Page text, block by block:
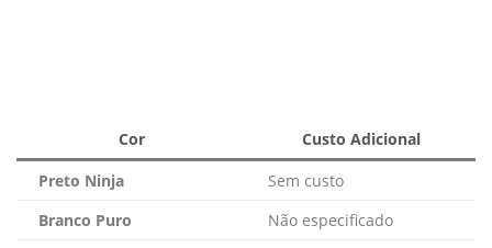
Cor
Custo Adicional
Preto Ninja
Sem custo
Branco Puro
Não especificado